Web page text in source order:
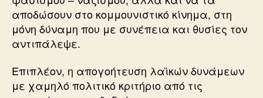
αποδώσουν στο κομμουνιστικό κίνημα, στη
μόνη δύναμη που με συνέπεια και θυσίες τον
αντιπάλεψε.
Επιπλέον, η απογοήτευση λαϊκών δυνάμεων
με χαμηλό πολιτικό κριτήριο από τις